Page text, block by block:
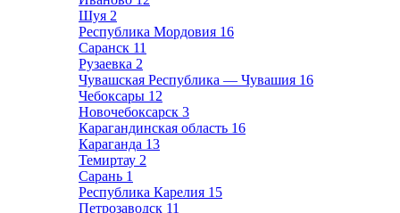
Шуя 2
Республика Мордовия 16
Саранск 11
Рузаевка 2
Чувашская Республика — Чувашия 16
Чебоксары 12
Новочебоксарск 3
Карагандинская область 16
Караганда 13
Темиртау 2
Сарань 1
Республика Карелия 15
Петрозаводск 11